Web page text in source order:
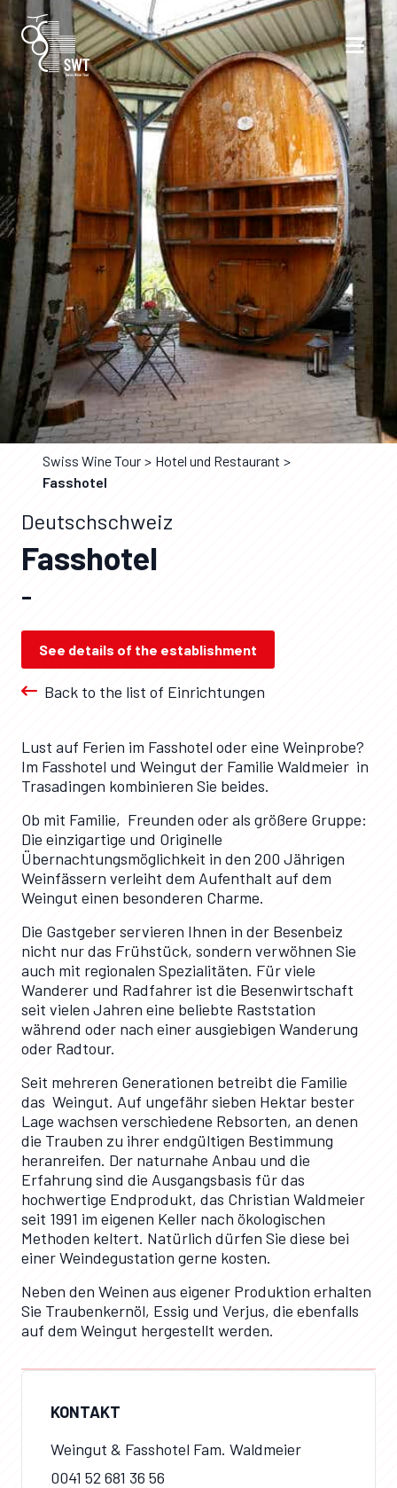
Swiss Wine Tour
Hotel und Restaurant
Fasshotel
Deutschschweiz
Fasshotel
–
See details of the establishment
Back to the list of Einrichtungen
KONTAKT
Weingut & Fasshotel Fam. Waldmeier
0041 52 681 36 56
Lust auf Ferien im Fasshotel oder eine Weinprobe?
Im Fasshotel und Weingut der Familie Waldmeier in
Trasadingen kombinieren Sie beides.
Ob mit Familie, Freunden oder als größere Gruppe:
Die einzigartige und Originelle
Übernachtungsmöglichkeit in den 200 Jährigen
Weinfässern verleiht dem Aufenthalt auf dem
Weingut einen besonderen Charme.
Die Gastgeber servieren Ihnen in der Besenbeiz
nicht nur das Frühstück, sondern verwöhnen Sie
auch mit regionalen Spezialitäten. Für viele
Wanderer und Radfahrer ist die Besenwirtschaft
seit vielen Jahren eine beliebte Raststation
während oder nach einer ausgiebigen Wanderung
oder Radtour.
Seit mehreren Generationen betreibt die Familie
das Weingut. Auf ungefähr sieben Hektar bester
Lage wachsen verschiedene Rebsorten, an denen
die Trauben zu ihrer endgültigen Bestimmung
heranreifen. Der naturnahe Anbau und die
Erfahrung sind die Ausgangsbasis für das
hochwertige Endprodukt, das Christian Waldmeier
seit 1991 im eigenen Keller nach ökologischen
Methoden keltert. Natürlich dürfen Sie diese bei
einer Weindegustation gerne kosten.
Neben den Weinen aus eigener Produktion erhalten
Sie Traubenkernöl, Essig und Verjus, die ebenfalls
auf dem Weingut hergestellt werden.